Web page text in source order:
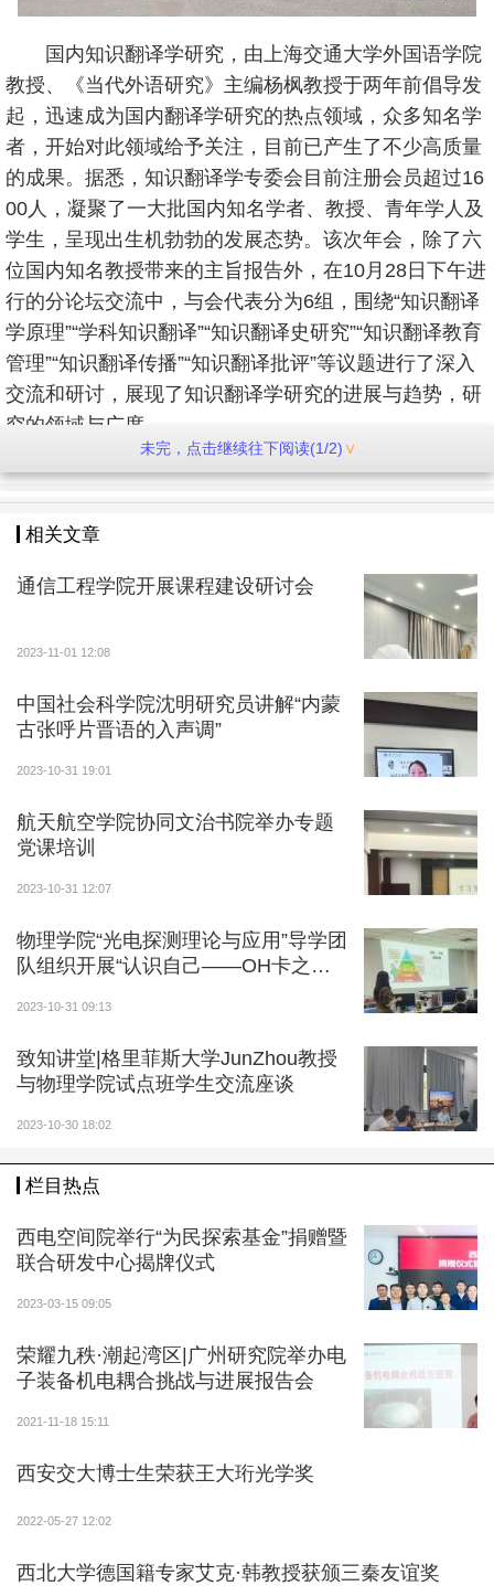
国内知识翻译学研究，由上海交通大学外国语学院
教授、《当代外语研究》主编杨枫教授于两年前倡导发
起，迅速成为国内翻译学研究的热点领域，众多知名学
者，开始对此领域给予关注，目前已产生了不少高质量
的成果。据悉，知识翻译学专委会目前注册会员超过16
00人，凝聚了一大批国内知名学者、教授、青年学人及
学生，呈现出生机勃勃的发展态势。该次年会，除了六
位国内知名教授带来的主旨报告外，在10月28日下午进
行的分论坛交流中，与会代表分为6组，围绕“知识翻译
学原理”“学科知识翻译”“知识翻译史研究”“知识翻译教育
管理”“知识翻译传播”“知识翻译批评”等议题进行了深入
交流和研讨，展现了知识翻译学研究的进展与趋势，研
究的领域与广度。
未完，点击继续往下阅读(1/2)
相关文章
通信工程学院开展课程建设研讨会
2023-11-01 12:08
中国社会科学院沈明研究员讲解“内蒙
古张呼片晋语的入声调”
2023-10-31 19:01
航天航空学院协同文治书院举办专题
党课培训
2023-10-31 12:07
物理学院“光电探测理论与应用”导学团
队组织开展“认识自己——OH卡之
2023-10-31 09:13
致知讲堂|格里菲斯大学JunZhou教授
与物理学院试点班学生交流座谈
2023-10-30 18:02
栏目热点
西电空间院举行“为民探索基金”捐赠暨
联合研发中心揭牌仪式
2023-03-15 09:05
荣耀九秩·潮起湾区|广州研究院举办电
子装备机电耦合挑战与进展报告会
2021-11-18 15:11
西安交大博士生荣获王大珩光学奖
2022-05-27 12:02
西北大学德国籍专家艾克·韩教授获颁三秦友谊奖